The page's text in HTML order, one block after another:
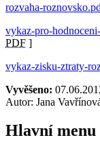
rozvaha-
vykaz-pro-
PDF ]
vykaz-zisku-ztraty-
Vyvěšeno:
Autor: Jana
Hlavní menu